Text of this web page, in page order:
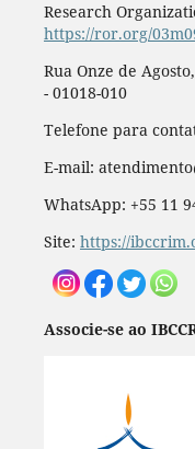
Research
https://ror.org/
Rua Onze de
- 01018-010
Telefone para
E-mail:
WhatsApp: +55 11
Site: https://
Associe-se ao